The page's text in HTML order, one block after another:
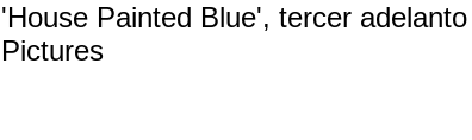
'House Painted Blue', tercer
Pictures